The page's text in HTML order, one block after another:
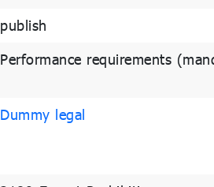
publish
Performance requirements
Dummy legal